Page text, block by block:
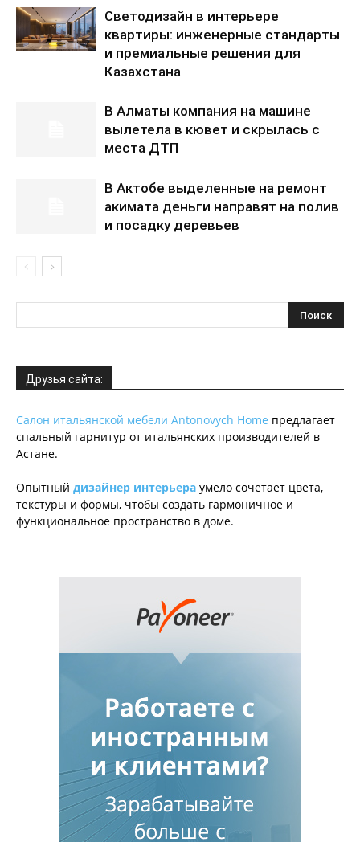
Светодизайн в интерьере
квартиры: инженерные стандарты
и премиальные решения для
Казахстана
В Алматы компания на машине
вылетела в кювет и скрылась с
места ДТП
В Актобе выделенные на ремонт
акимата деньги направят на полив
и посадку деревьев
Друзья сайта:
Салон итальянской мебели Antonovych Home предлагает
спальный гарнитур от итальянских производителей в
Астане.
Опытный дизайнер интерьера умело сочетает цвета,
текстуры и формы, чтобы создать гармоничное и
функциональное пространство в доме.